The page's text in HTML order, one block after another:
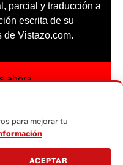
parcial y traducción a
escrita de su
de Vistazo.com.
ahora
para mejorar tu
ACEPTAR